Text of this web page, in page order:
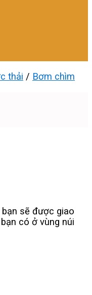
thải / Bơm chìm
bạn sẽ được giao
có ở vùng núi